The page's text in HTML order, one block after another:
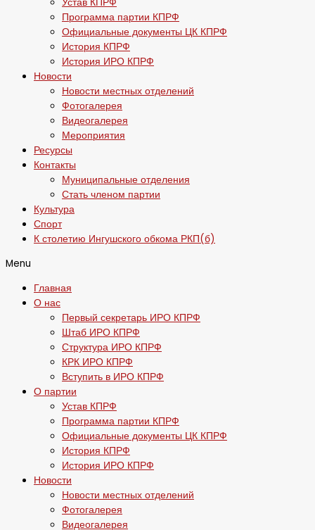
Устав КПРФ
Программа партии КПРФ
Официальные документы ЦК КПРФ
История КПРФ
История ИРО КПРФ
Новости
Новости местных отделений
Фотогалерея
Видеогалерея
Мероприятия
Ресурсы
Контакты
Муниципальные отделения
Стать членом партии
Культура
Спорт
К столетию Ингушского обкома РКП(б)
Menu
Главная
О нас
Первый секретарь ИРО КПРФ
Штаб ИРО КПРФ
Структура ИРО КПРФ
КРК ИРО КПРФ
Вступить в ИРО КПРФ
О партии
Устав КПРФ
Программа партии КПРФ
Официальные документы ЦК КПРФ
История КПРФ
История ИРО КПРФ
Новости
Новости местных отделений
Фотогалерея
Видеогалерея